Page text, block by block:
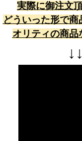
実際に御注文
どういった形で
オリティの商品
↓ ↓